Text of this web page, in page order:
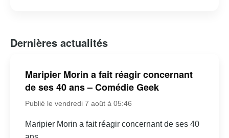
de téléréalité « Occupation Double » en 2006.
chroniqueuse. Maripier a animé plusieurs émissions
propre talk-show. En plus de sa carrière télévisuelle, elle
a également fait des incursions dans le monde du cinéma
Dernières actualités
Maripier Morin a fait réagir concernant
de ses 40 ans – Comédie Geek
Publié le vendredi 7 août à 05:46
Maripier Morin a fait réagir concernant de ses 40